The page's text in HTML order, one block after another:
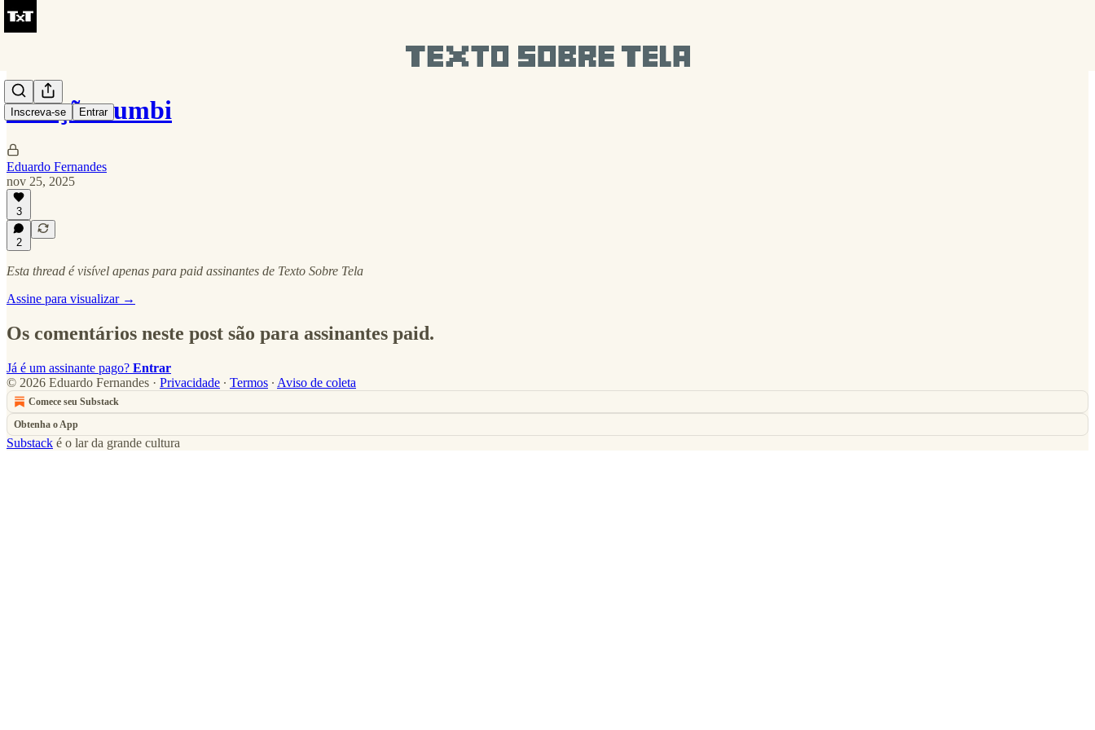
Inscreva-se Entrar
A nação zumbi
Eduardo Fernandes
nov 25, 2025
3
2
Esta thread é visível apenas para paid assinantes de Texto Sobre Tela
Assine para visualizar →
Os comentários neste post são para assinantes paid.
Já é um assinante pago? Entrar
© 2026 Eduardo Fernandes · Privacidade ∙ Termos ∙ Aviso de coleta
Comece seu Substack
Obtenha o App
Substack é o lar da grande cultura